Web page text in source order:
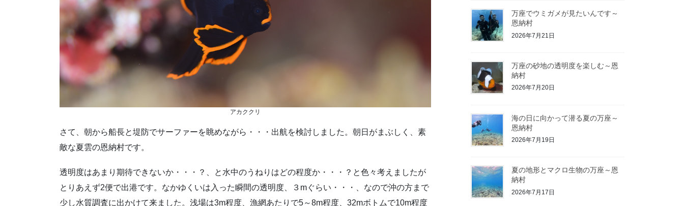
アカククリ
さて、朝から船長と堤防でサーファーを眺めながら・・・出航を検討しました。朝日がまぶしく、素
敵な夏雲の恩納村です。
透明度はあまり期待できないか・・・？、と水中のうねりはどの程度か・・・？と色々考えましたが
とりあえず2便で出港です。なかゆくいは入った瞬間の透明度、３mぐらい・・・、なので沖の方まで
少し水質調査に出かけて来ました。浅場は3m程度、漁網あたりで5～8m程度、32mボトムで10m程度
万座でウミガメが見たいんです～
恩納村
2026年7月21日
万座の砂地の透明度を楽しむ～恩
納村
2026年7月20日
海の日に向かって潜る夏の万座～
恩納村
2026年7月19日
夏の地形とマクロ生物の万座～恩
納村
2026年7月17日